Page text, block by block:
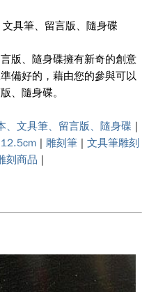
具筆、留言版、隨身碟
版、隨身碟擁有新奇的創意
備好的，藉由您的參與可以
、隨身碟。
、文具筆、留言版、隨身碟 |
| 雕刻筆 | 文具筆雕刻
刻商品 |